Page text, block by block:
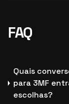
FAQ
Quais
para 3MF
escolhas?